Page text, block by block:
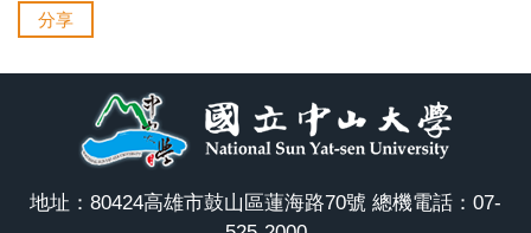
分享
地址：80424高雄市鼓山區蓮海路70號 總機電話：07-